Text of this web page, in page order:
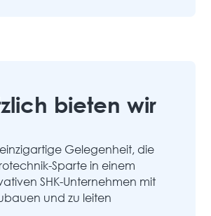
bieten wir
Gelegenheit, die
Sparte in einem
SHK-Unternehmen mit
und zu leiten